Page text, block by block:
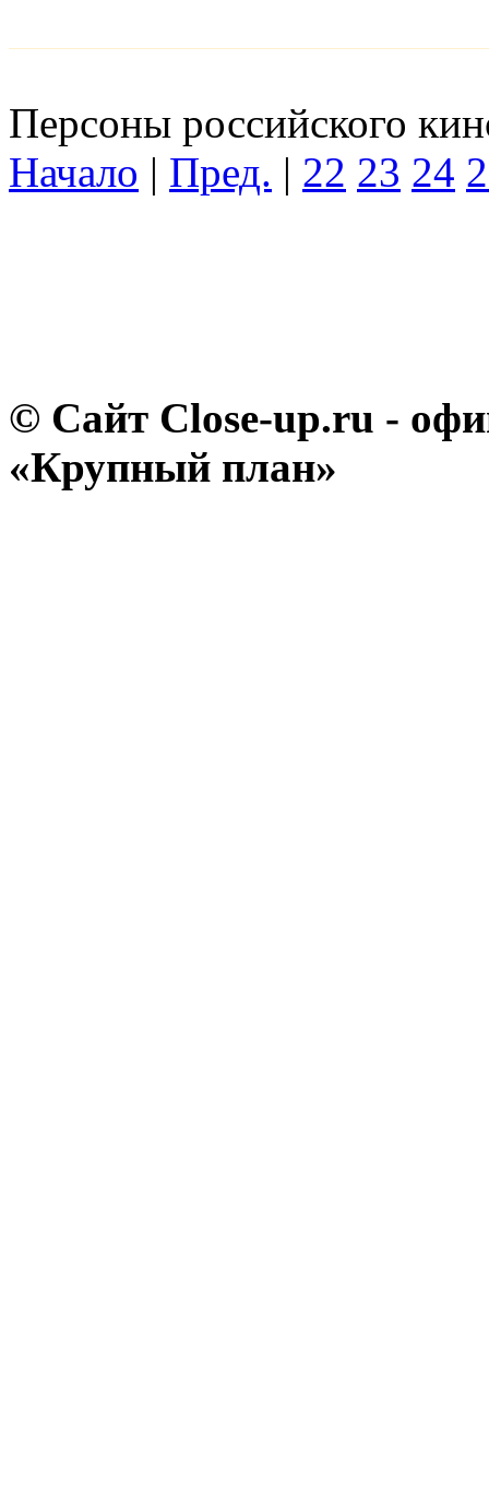
Персоны российского
Начало | Пред. | 22 23 24
© Сайт Close-up.ru -
«Крупный план»